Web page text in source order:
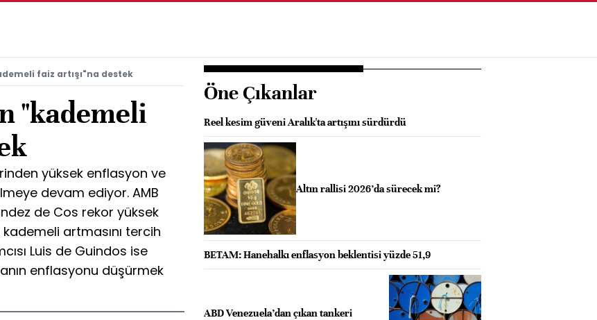
faiz artışı"na destek
"kademeli
yüksek enflasyon ve
devam ediyor. AMB
de Cos rekor yüksek
artmasını tercih
Luis de Guindos ise
enflasyonu düşürmek
Öne Çıkanlar
Reel kesim güveni Aralık'ta artışını sürdürdü
Altın rallisi 2026’da sürecek mi?
BETAM: Hanehalkı enflasyon beklentisi yüzde 51,9
ABD Venezuela’dan çıkan tankeri